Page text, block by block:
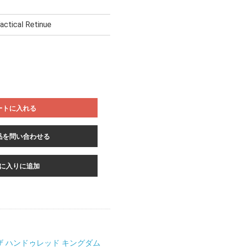
Retinue
トに入れる
を問い合わせる
入りに追加
ハンドゥレッド キングダム